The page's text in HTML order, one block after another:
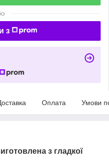
з
Оплата Умови
​​з гладкої